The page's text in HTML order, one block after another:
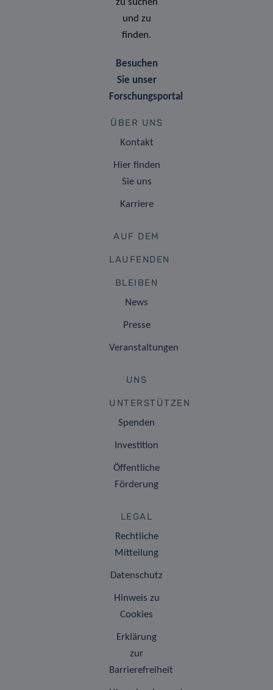
zu suchen
und zu
finden.
Besuchen
Sie unser
Forschungsportal
ÜBER UNS
Kontakt
Hier finden
Sie uns
Karriere
AUF DEM
LAUFENDEN
BLEIBEN
News
Presse
Veranstaltungen
UNS
UNTERSTÜTZEN
Spenden
Investition
Öffentliche
Förderung
LEGAL
Rechtliche
Mitteilung
Datenschutz
Hinweis zu
Cookies
Erklärung
zur
Barrierefreiheit